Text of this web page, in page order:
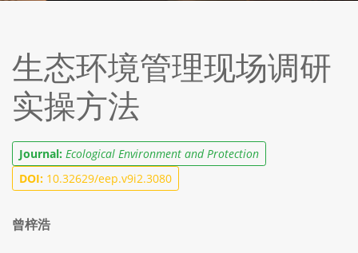
生态环境管理现场调研
实操方法
Journal: Ecological Environment and Protection
DOI: 10.32629/eep.v9i2.3080
曾梓浩